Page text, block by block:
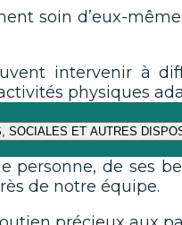
soin d’eux-
intervenir à
physiques
SOCIALES ET AUTRES
personne, de ses
de notre équipe.